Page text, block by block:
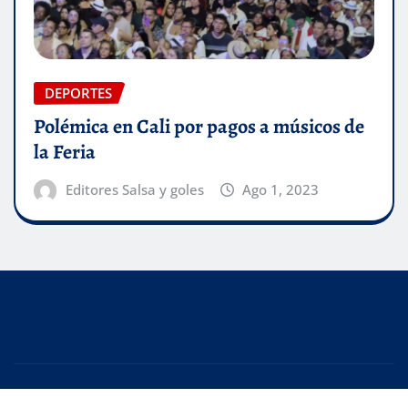
DEPORTES
Polémica en Cali por pagos a músicos de
la Feria
Editores Salsa y goles Ago 1, 2023